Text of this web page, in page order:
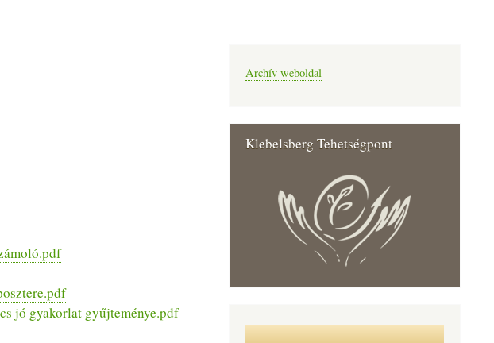
jó gyakorlat gyűjteménye.pdf
Archív weboldal
Klebelsberg Tehetségpont